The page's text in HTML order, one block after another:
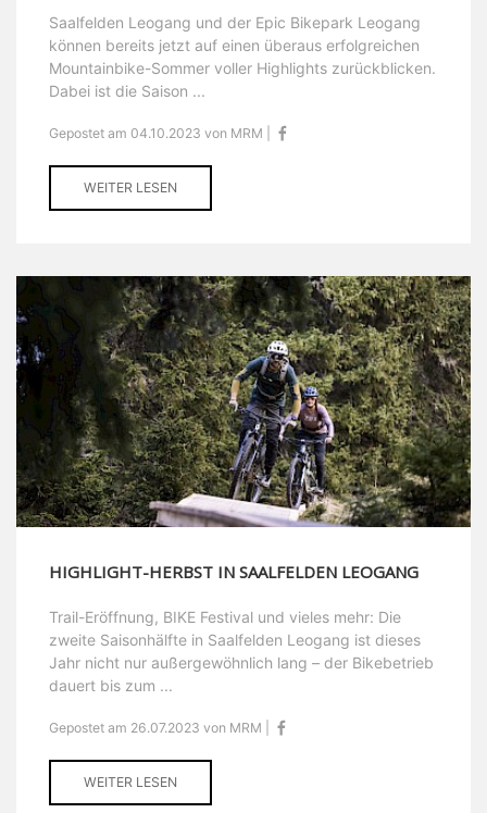
Saalfelden Leogang und der Epic Bikepark Leogang
können bereits jetzt auf einen überaus erfolgreichen
Mountainbike-Sommer voller Highlights zurückblicken.
Dabei ist die Saison ...
Gepostet am 04.10.2023 von MRM |
WEITER LESEN
HIGHLIGHT-HERBST IN SAALFELDEN LEOGANG
Trail-Eröffnung, BIKE Festival und vieles mehr: Die
zweite Saisonhälfte in Saalfelden Leogang ist dieses
Jahr nicht nur außergewöhnlich lang – der Bikebetrieb
dauert bis zum ...
Gepostet am 26.07.2023 von MRM |
WEITER LESEN